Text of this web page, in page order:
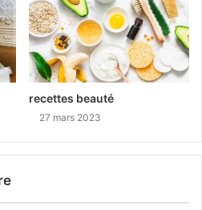
recettes beauté
27 mars 2023